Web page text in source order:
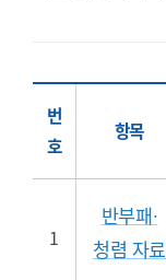
사전정보공표에 대한 표로 번호, 항목, 공표주기, 공개방법, 담당부서에 나눠서 나타내고 있습니다.
번
호
항목
1
반부패∙
청렴 자료